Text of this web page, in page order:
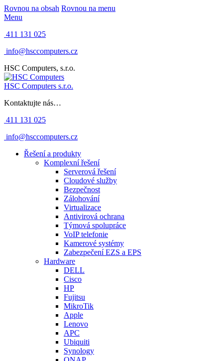
Rovnou na obsah Rovnou na menu
Menu
411 131 025
info@hsccomputers.cz
HSC Computers, s.r.o.
HSC Computers s.r.o.
Kontaktujte nás…
411 131 025
info@hsccomputers.cz
Řešení a produkty
Komplexní řešení
Serverová řešení
Cloudové služby
Bezpečnost
Zálohování
Virtualizace
Antivirová ochrana
Týmová spolupráce
VoIP telefonie
Kamerové systémy
Zabezpečení EZS a EPS
Hardware
DELL
Cisco
HP
Fujitsu
MikroTik
Apple
Lenovo
APC
Ubiquiti
Synology